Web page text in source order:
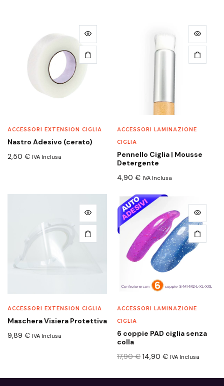
ACCESSORI EXTENSION CIGLIA
Nastro Adesivo (cerato)
2,50 € IVA Inclusa
ACCESSORI LAMINAZIONE
CIGLIA
Pennello Ciglia | Mousse
Detergente
4,90 € IVA Inclusa
ACCESSORI EXTENSION CIGLIA
Maschera Visiera Protettiva
9,89 € IVA Inclusa
ACCESSORI LAMINAZIONE
CIGLIA
6 coppie PAD ciglia senza
colla
17,90€ 14,90 € IVA Inclusa